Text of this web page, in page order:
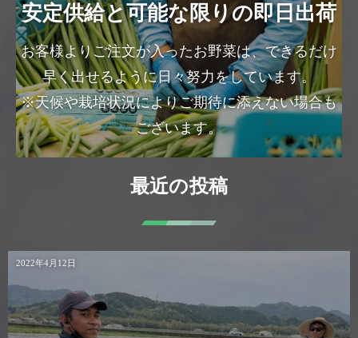
安定供給と可能な限りの即日出荷
お客様よりご注文が入ったお野菜は、できるだけ
早く出せるように日々努力をしています。
※天候や栽培状況によりご期待に添えない場合も
ございます。
最近の投稿
2022年4月12日